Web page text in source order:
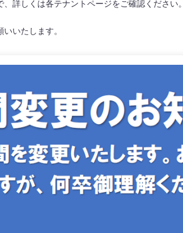
詳しくは各テナントページをご確認ください。
いたします。